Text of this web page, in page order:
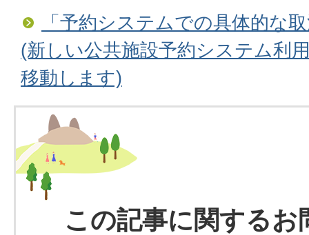
「予約システムでの具体的な
(新しい公共施設予約システム利
移動します)
この記事に関するお